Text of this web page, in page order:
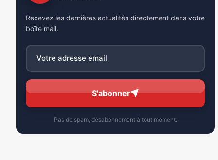
Recevez les dernières actualités directement dans votre
boîte mail.
S'abonner
Pas de spam, désabonnement à tout moment.